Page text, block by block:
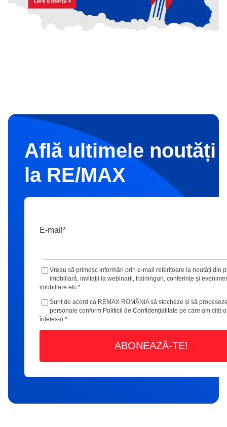
Află ultimele noutăți
la RE/MAX
E-mail *
Vreau să primesc informări prin e-mail referitoare la noutăți din
imobiliară, invitații la webinarii, traininguri, conferințe și
imobiliare etc.*
Sunt de acord ca REMAX ROMÂNIA să stocheze și să
personale conform Politicii de Confidențialitate pe care am citit-
înțeles-o.*